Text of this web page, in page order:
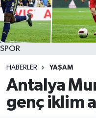
SPOR
HABERLER YAŞAM
Antalya
genç iklim